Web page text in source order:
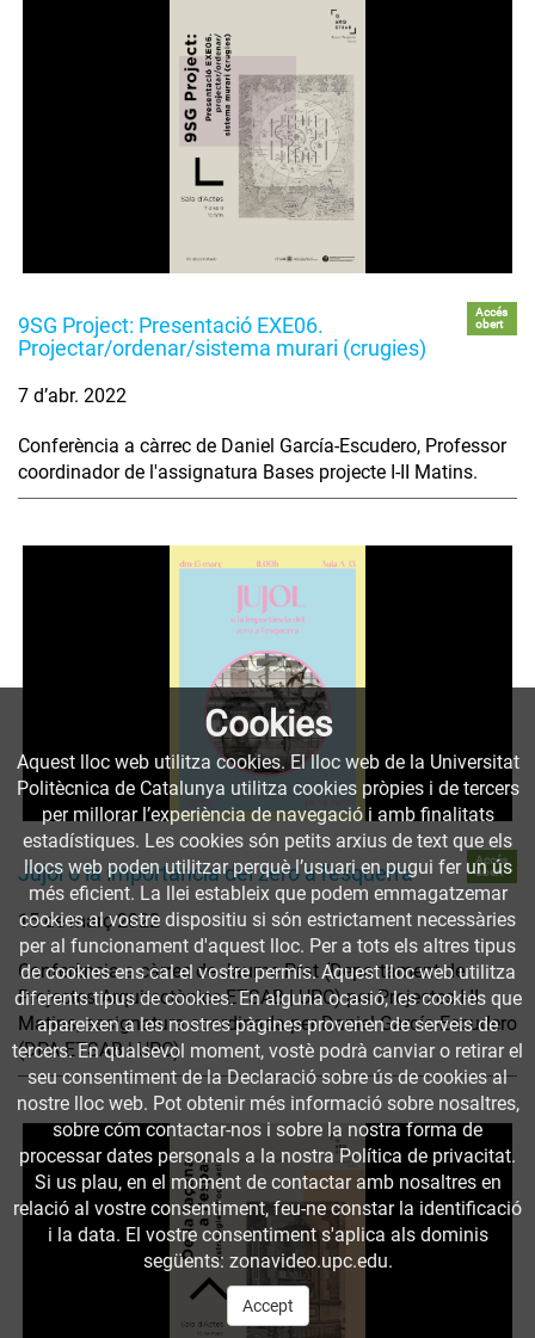
9SG Project: Presentació EXE06.
Projectar/ordenar/sistema murari (crugies)
Accés
obert
7 d’abr. 2022
Conferència a càrrec de Daniel García-Escudero, Professor
coordinador de l'assignatura Bases projecte I-II Matins.
Jujol o la importància del zero a l'esquerra
Accés
obert
15 de març 2022
Conferència a càrrec de Jaume Prat (Departament de
Projectes Arquitectònics ETSAB | UPC) per Projectes I-II
Matins, assignatura coordinada per Daniel García-Escudero
(DPA ETSAB | UPC).
Cookies
Aquest lloc web utilitza cookies. El lloc web de la Universitat
Politècnica de Catalunya utilitza cookies pròpies i de tercers
per millorar l’experiència de navegació i amb finalitats
estadístiques. Les cookies són petits arxius de text que els
llocs web poden utilitzar perquè l’usuari en pugui fer un ús
més eficient. La llei estableix que podem emmagatzemar
cookies al vostre dispositiu si són estrictament necessàries
per al funcionament d'aquest lloc. Per a tots els altres tipus
de cookies ens cal el vostre permís. Aquest lloc web utilitza
diferents tipus de cookies. En alguna ocasió, les cookies que
apareixen a les nostres pàgines provenen de serveis de
tercers. En qualsevol moment, vostè podrà canviar o retirar el
seu consentiment de la Declaració sobre ús de cookies al
nostre lloc web. Pot obtenir més informació sobre nosaltres,
sobre cóm contactar-nos i sobre la nostra forma de
processar dates personals a la nostra Política de privacitat.
Si us plau, en el moment de contactar amb nosaltres en
relació al vostre consentiment, feu-ne constar la identificació
i la data. El vostre consentiment s'aplica als dominis
següents: zonavideo.upc.edu.
Accept